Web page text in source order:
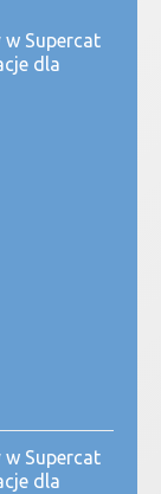
w Supercat
dla
w Supercat
dla